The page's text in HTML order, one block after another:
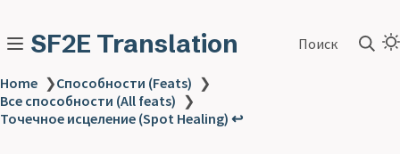
SF2E Translation Поиск
Home ❯Способности (Feats) ❯
Все способности (All feats) ❯
Точечное исцеление (Spot Healing) ↩